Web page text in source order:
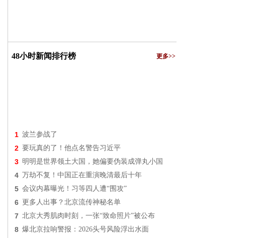
48小时新闻排行榜 更多>>
1 波兰参战了
2 要玩真的了！他点名警告习近平
3 明明是世界领土大国，她偏要伪装成弹丸小国
4 万劫不复！中国正在重演晚清最后十年
5 会议内幕曝光！习等四人遭“围攻”
6 更多人出事？北京流传神秘名单
7 北京大秀肌肉时刻，一张“致命照片”被公布
8 爆北京拉响警报：2026头号风险浮出水面